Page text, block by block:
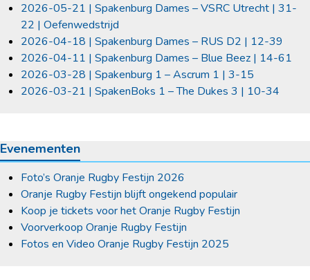
2026-05-21 | Spakenburg Dames – VSRC Utrecht | 31-
22 | Oefenwedstrijd
2026-04-18 | Spakenburg Dames – RUS D2 | 12-39
2026-04-11 | Spakenburg Dames – Blue Beez | 14-61
2026-03-28 | Spakenburg 1 – Ascrum 1 | 3-15
2026-03-21 | SpakenBoks 1 – The Dukes 3 | 10-34
Evenementen
Foto’s Oranje Rugby Festijn 2026
Oranje Rugby Festijn blijft ongekend populair
Koop je tickets voor het Oranje Rugby Festijn
Voorverkoop Oranje Rugby Festijn
Fotos en Video Oranje Rugby Festijn 2025